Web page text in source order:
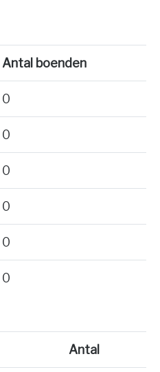
Antal boenden
0
0
0
0
0
0
Antal